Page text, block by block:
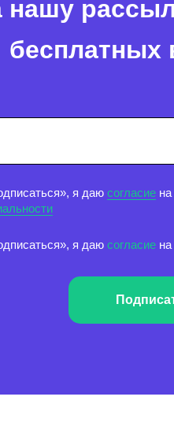
нашу
бесплатных
я даю согласие
я даю согласие